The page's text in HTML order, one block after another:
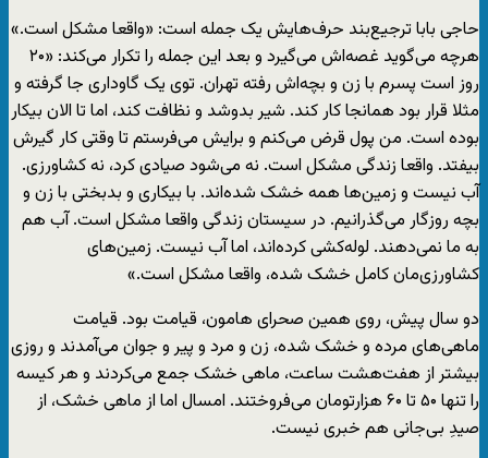
حاجی بابا ترجیع‌بند حرف‌هایش یک جمله است: «واقعا مشکل است.»
هرچه می‌گوید غصه‌اش می‌گیرد و بعد این جمله را تکرار می‌کند: «۲۰
روز است پسرم با زن و بچه‌اش رفته تهران. توی یک گاوداری جا گرفته و
مثلا قرار بود همانجا کار کند. شیر بدوشد و نظافت کند، اما تا الان بیکار
بوده است. من پول قرض می‌کنم و برایش می‌فرستم تا وقتی کار گیرش
بیفتد. واقعا زندگی مشکل است. نه می‌شود صیادی کرد، نه کشاورزی.
آب نیست و زمین‌ها همه خشک شده‌اند. با بیکاری و بدبختی با زن و
بچه روزگار می‌گذرانیم. در سیستان زندگی واقعا مشکل است. آب هم
به ما نمی‌دهند. لوله‎‌کشی کرده‌اند، اما آب نیست. زمین‌های
کشاورزی‌مان کامل خشک شده، واقعا مشکل است.»
دو سال پیش، روی همین صحرای هامون، قیامت بود. قیامت
ماهی‌های مرده و خشک شده، زن و مرد و پیر و جوان می‌آمدند و روزی
بیشتر از هفت‌هشت ساعت، ماهی خشک جمع می‌کردند و هر کیسه
را تنها ۵۰ تا ۶۰ هزارتومان می‌فروختند. امسال اما از ماهی خشک، از
صیدِ بی‌جانی هم خبری نیست.